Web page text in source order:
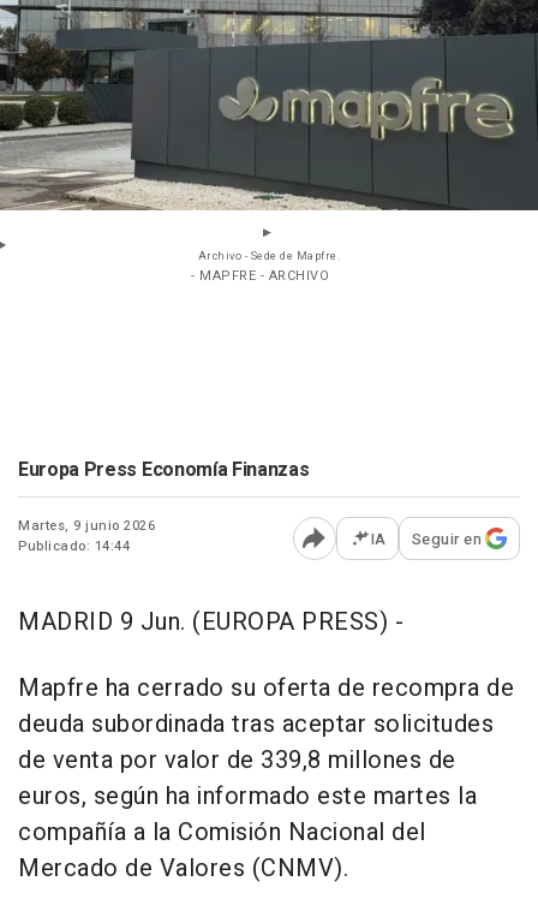
Archivo - Sede de Mapfre.
- MAPFRE - ARCHIVO
Europa Press Economía Finanzas
Martes, 9 junio 2026
Publicado: 14:44
Abrir opciones para
IA Seguir en
MADRID 9 Jun. (EUROPA PRESS) -
Mapfre ha cerrado su oferta de recompra de
deuda subordinada tras aceptar solicitudes
de venta por valor de 339,8 millones de
euros, según ha informado este martes la
compañía a la Comisión Nacional del
Mercado de Valores (CNMV).